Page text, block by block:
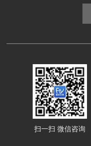
扫一扫 微信咨询